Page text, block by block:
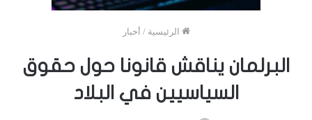
الرئيسية / أخبار
البرلمان يناقش قانونا حول حقوق
السياسيين في البلاد